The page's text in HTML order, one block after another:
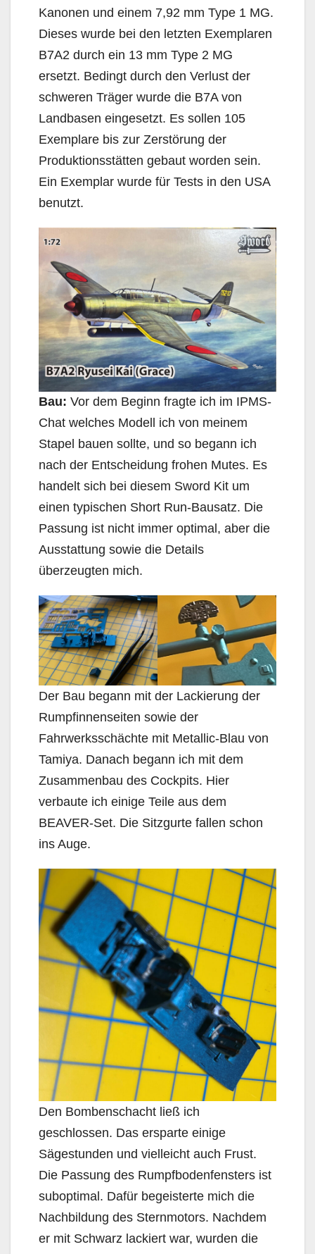
Kanonen und einem 7,92 mm Type 1 MG.
Dieses wurde bei den letzten Exemplaren
B7A2 durch ein 13 mm Type 2 MG
ersetzt. Bedingt durch den Verlust der
schweren Träger wurde die B7A von
Landbasen eingesetzt. Es sollen 105
Exemplare bis zur Zerstörung der
Produktionsstätten gebaut worden sein.
Ein Exemplar wurde für Tests in den USA
benutzt.
Bau: Vor dem Beginn fragte ich im IPMS-
Chat welches Modell ich von meinem
Stapel bauen sollte, und so begann ich
nach der Entscheidung frohen Mutes. Es
handelt sich bei diesem Sword Kit um
einen typischen Short Run-Bausatz. Die
Passung ist nicht immer optimal, aber die
Ausstattung sowie die Details
überzeugten mich.
Der Bau begann mit der Lackierung der
Rumpfinnenseiten sowie der
Fahrwerksschächte mit Metallic-Blau von
Tamiya. Danach begann ich mit dem
Zusammenbau des Cockpits. Hier
verbaute ich einige Teile aus dem
BEAVER-Set. Die Sitzgurte fallen schon
ins Auge.
Den Bombenschacht ließ ich
geschlossen. Das ersparte einige
Sägestunden und vielleicht auch Frust.
Die Passung des Rumpfbodenfensters ist
suboptimal. Dafür begeisterte mich die
Nachbildung des Sternmotors. Nachdem
er mit Schwarz lackiert war, wurden die